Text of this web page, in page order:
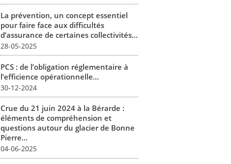
La prévention, un concept essentiel
pour faire face aux difficultés
d’assurance de certaines collectivités...
28-05-2025
PCS : de l’obligation réglementaire à
l’efficience opérationnelle...
30-12-2024
Crue du 21 juin 2024 à la Bérarde :
éléments de compréhension et
questions autour du glacier de Bonne
Pierre...
04-06-2025